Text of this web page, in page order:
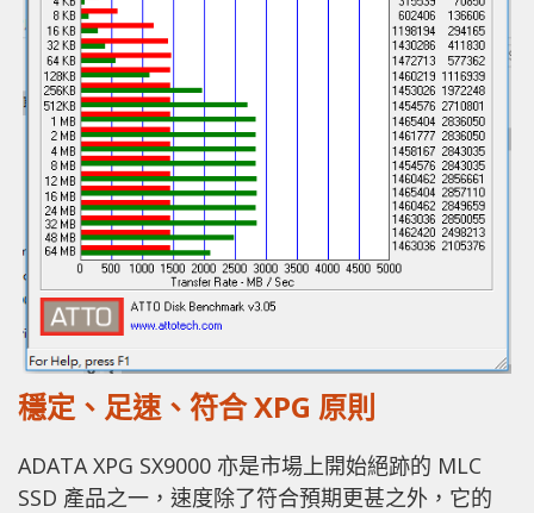
穩定、足速、符合 XPG 原則
ADATA XPG SX9000 亦是市場上開始絕跡的 MLC
SSD 產品之一，速度除了符合預期更甚之外，它的